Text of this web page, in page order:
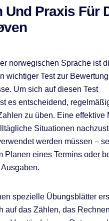
Und Praxis Für
norwegischen Sprache ist
wichtiger Test zur
Um sich auf diesen Test
es entscheidend,
zu üben. Eine effektive
Situationen
werden müssen –
Planen eines Termins oder
spezielle Übungsblätter
auf das Zählen, das